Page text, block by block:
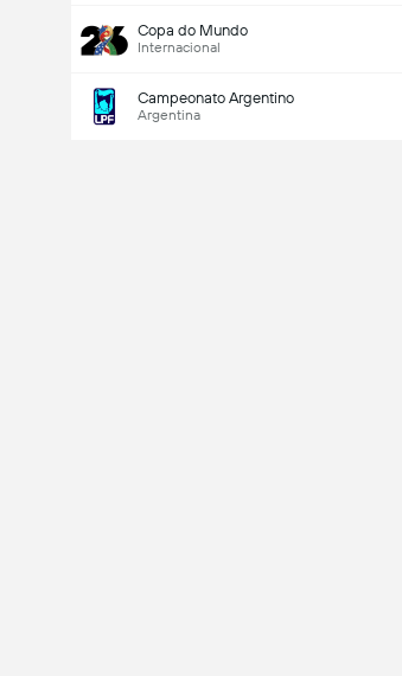
Copa do Mundo
Internacional
Campeonato Argentino
Argentina